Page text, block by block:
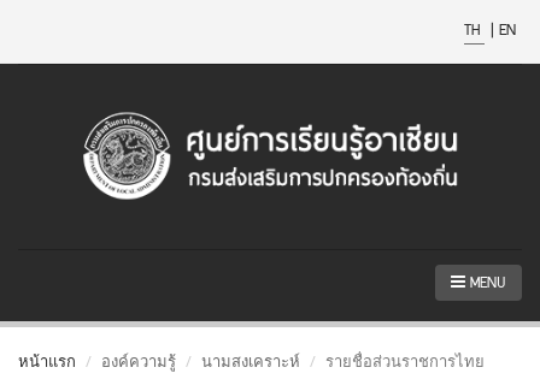
TH | EN
MENU
หน้าแรก องค์ความรู้ นามสงเคราะห์ รายชื่อส่วนราชการไทย